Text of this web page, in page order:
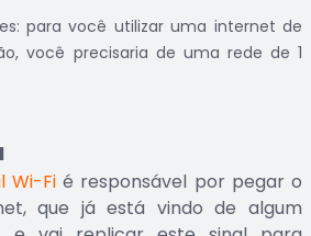
para você utilizar uma internet de
você precisaria de uma rede de 1
Wi-Fié responsável por pegar o
que já está vindo de algum